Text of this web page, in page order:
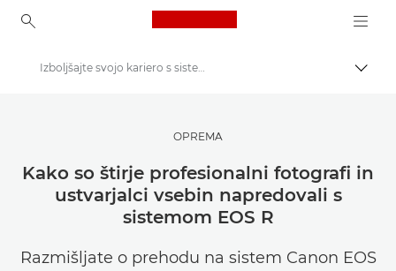
Canon Logo, back to
Poiščite navdih | Nasveti in nakupovalni vodniki za fotografiranje in tiskanje
Zgodbe o fotografiranju in ustvarjalnosti
Izboljšajte svojo kariero s sistemom Canon EOS R
OPREMA
Kako so štirje profesionalni fotografi in
ustvarjalci vsebin napredovali s
sistemom EOS R
Razmišljate o prehodu na sistem Canon EOS